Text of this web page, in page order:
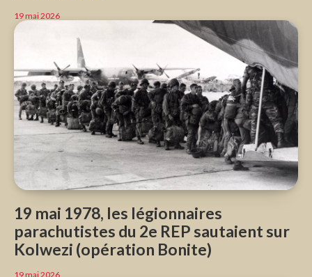
19 mai 2026
19 mai 1978, les légionnaires
parachutistes du 2e REP sautaient sur
Kolwezi (opération Bonite)
19 mai 2026